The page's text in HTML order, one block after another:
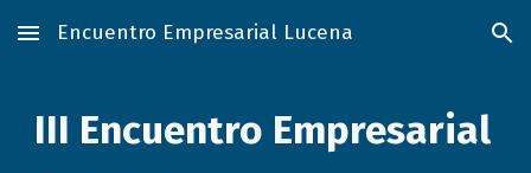
Skip to main content Skip to navigation
Encuentro Empresarial Lucena
III Encuentro Empresarial